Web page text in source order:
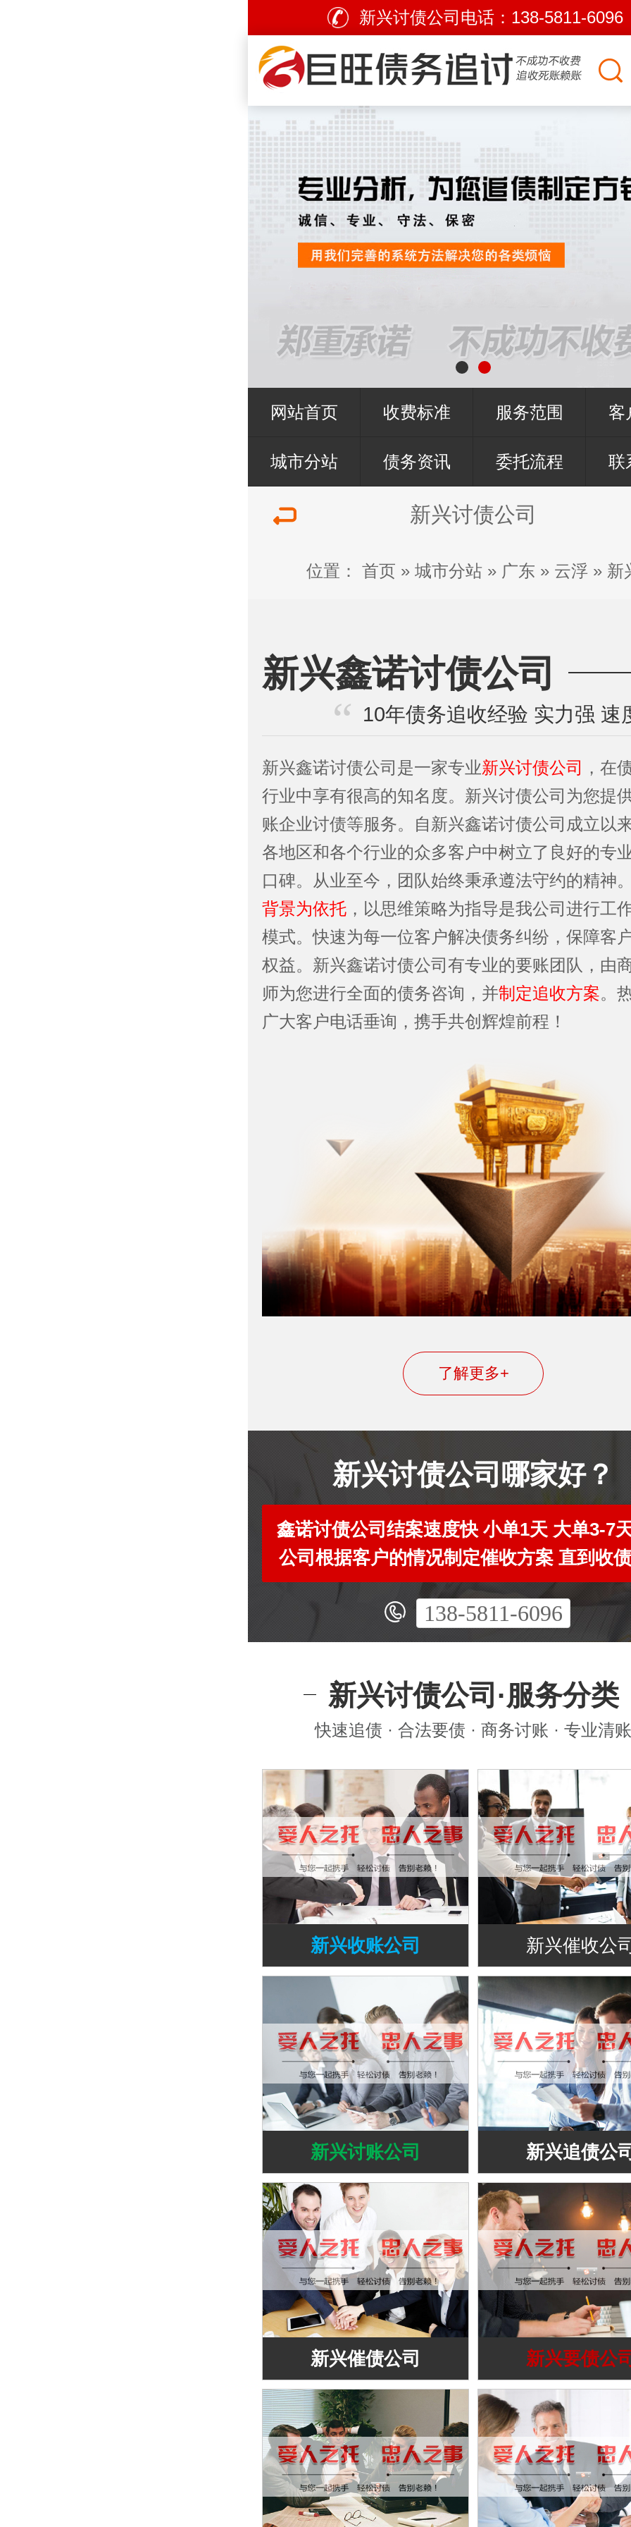
新兴讨债公司电话： 138-5811-6096
网站首页 收费标准 服务范围 客
城市分站 债务资讯 委托流程 联
新兴讨债公司
位置： 首页 » 城市分站» 广东 » 云浮 » 新
新兴鑫诺讨债公司
10年债务追收经验 实力强 速
新兴鑫诺讨债公司是一家专业新兴讨债公司 ，在
行业中享有很高的知名度。新兴讨债公司为您提
账企业讨债等服务。自新兴鑫诺讨债公司成立以
各地区和各个行业的众多客户中树立了良好的专
口碑。从业至今，团队始终秉承遵法守约的精神
背景为依托 ，以思维策略为指导是我公司进行工
模式。快速为每一位客户解决债务纠纷，保障客
权益。新兴鑫诺讨债公司有专业的要账团队，由
师为您进行全面的债务咨询，并制定追收方案。
广大客户电话垂询，携手共创辉煌前程！
了解更多+
新兴讨债公司哪家好？
鑫诺讨债公司结案速度快 小单1天 大单3-7
公司根据客户的情况制定催收方案 直到收
138-5811-6096
新兴讨债公司·服务分类
快速追债 · 合法要债 · 商务讨账 · 专业清账
新兴收账公司 新兴催收公
新兴讨账公司 新兴追债公
新兴催债公司 新兴要债公